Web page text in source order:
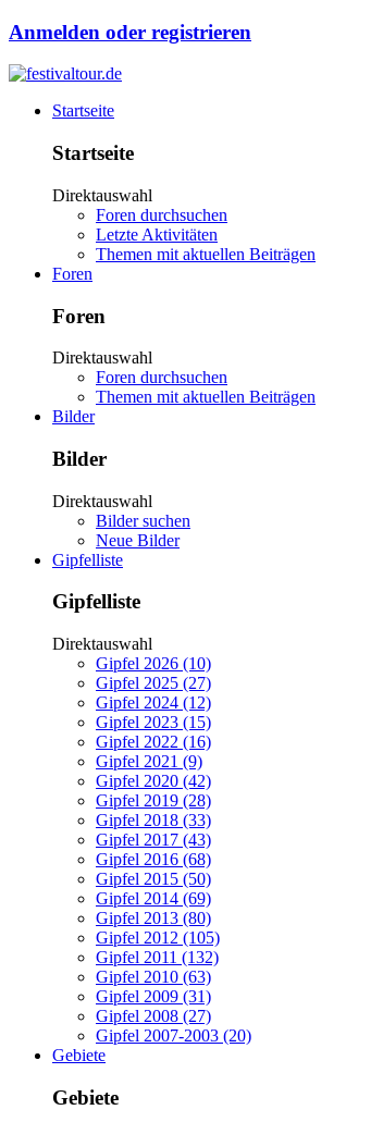
Anmelden oder registrieren
Startseite
Startseite
Direktauswahl
Foren durchsuchen
Letzte Aktivitäten
Themen mit aktuellen Beiträgen
Foren
Foren
Direktauswahl
Foren durchsuchen
Themen mit aktuellen Beiträgen
Bilder
Bilder
Direktauswahl
Bilder suchen
Neue Bilder
Gipfelliste
Gipfelliste
Direktauswahl
Gipfel 2026 (10)
Gipfel 2025 (27)
Gipfel 2024 (12)
Gipfel 2023 (15)
Gipfel 2022 (16)
Gipfel 2021 (9)
Gipfel 2020 (42)
Gipfel 2019 (28)
Gipfel 2018 (33)
Gipfel 2017 (43)
Gipfel 2016 (68)
Gipfel 2015 (50)
Gipfel 2014 (69)
Gipfel 2013 (80)
Gipfel 2012 (105)
Gipfel 2011 (132)
Gipfel 2010 (63)
Gipfel 2009 (31)
Gipfel 2008 (27)
Gipfel 2007-2003 (20)
Gebiete
Gebiete